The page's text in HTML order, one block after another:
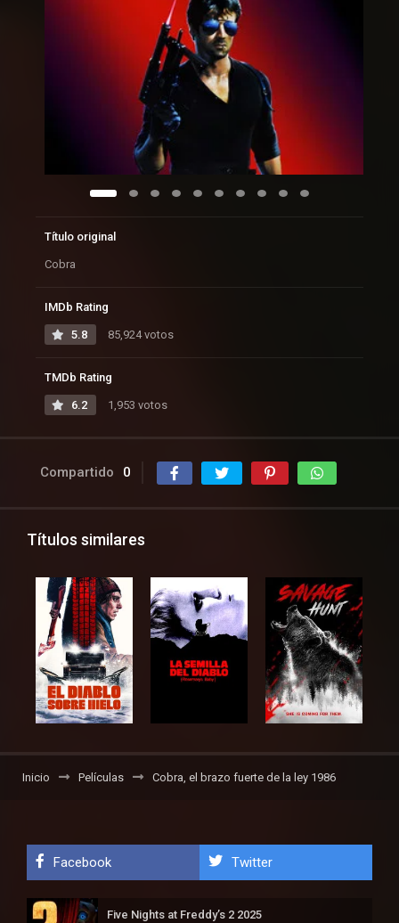
Título original
Cobra
IMDb Rating
5.8 85,924 votos
TMDb Rating
6.2 1,953 votos
Compartido 0
Títulos similares
Inicio Películas Cobra, el brazo fuerte de la ley 1986
Facebook Twitter
Five Nights at Freddy’s 2 2025